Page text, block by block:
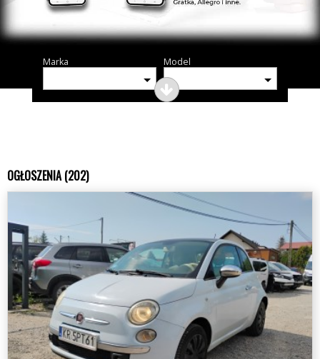
Marka Model
OGŁOSZENIA (202)